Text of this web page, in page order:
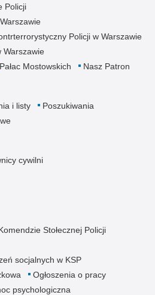
Policji
Policji w Warszawie
Warszawie
Pałac Mostowskich Nasz Patron
i listy
Poszukiwania
cywilni
Stołecznej Policji
socjalnych w KSP
Ogłoszenia o pracy
psychologiczna